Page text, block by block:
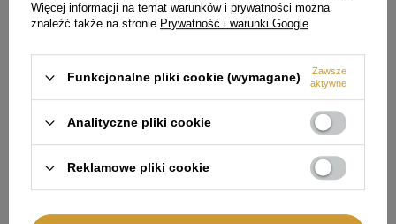
POLECAMY
Więcej informacji na temat warunków i prywatności można
znaleźć także na stronie Prywatność i warunki Google.
Funkcjonalne pliki cookie (wymagane)
Zawsze
aktywne
Analityczne pliki cookie
Reklamowe pliki cookie